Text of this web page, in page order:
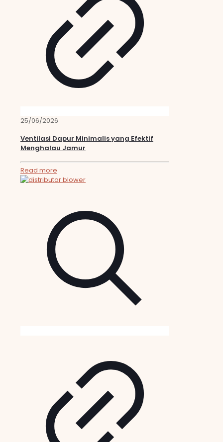
25/06/2026
Ventilasi Dapur Minimalis yang Efektif
Menghalau Jamur
Read more